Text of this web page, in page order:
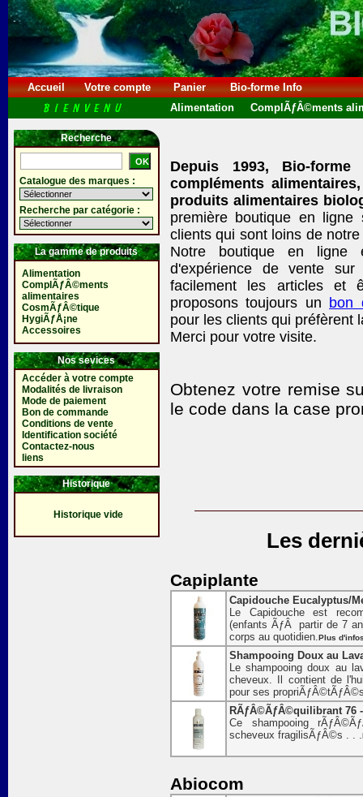
Accueil Votre compte Panier
Bio-forme Info
Alimentation
ComplÃƒÂ©ments
Recherche
Catalogue des marques :
Recherche par catégorie :
La gamme de produits
Alimentation
ComplÃƒÂ©ments
alimentaires
CosmÃƒÂ©tique
HygiÃƒÅ¡ne
Accessoires
Nos sevices
Accéder à votre compte
Modalités de livraison
Mode de paiement
Bon de commande
Conditions de vente
Identification société
Contactez-nous
liens
Historique
Historique vide
Depuis 1993, Bio-
compléments
produits alimentaires
première boutique en
clients qui sont loins de
Notre boutique en ligne
d'expérience de vente
facilement les articles et
proposons toujours un bon
pour les clients qui préfèrent
Merci pour votre visite.
Obtenez votre remise
le code dans la case
Les
Capiplante
Capidouche Eucalyptus/
Le Capidouche est
(enfants ÃƒÂ partir de 7
corps au quotidien.Plus
Shampooing Doux au
Le shampooing doux au
cheveux. Il contient de
pour ses
RÃƒÂ©ÃƒÂ©quilibrant 76
Ce shampooing
scheveux fragilisÃƒÂ©s . . .
Abiocom